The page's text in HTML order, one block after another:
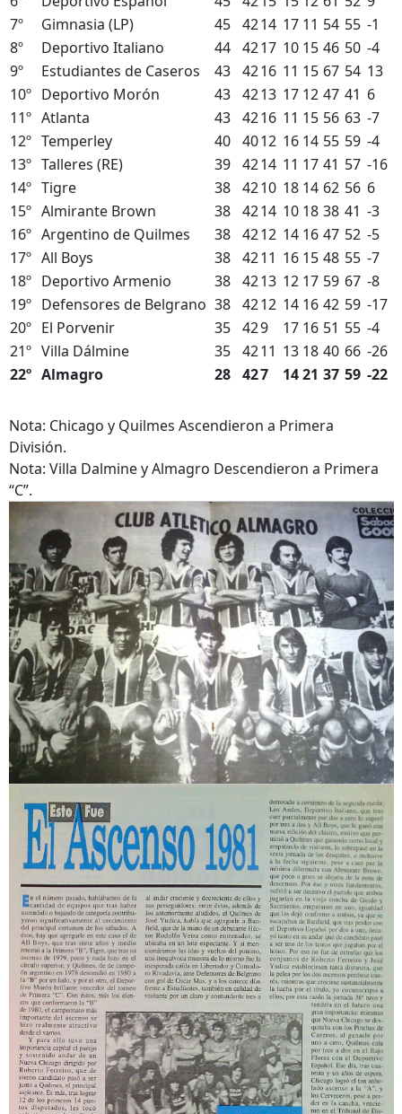
7º
Gimnasia (LP) 45 4214 17 11 54 55 -1
8º
Deportivo Italiano 44 4217 10 15 46 50 -4
9º
Estudiantes de Caseros 43 4216 11 15 67 54 13
10º Deportivo Morón 43 4213 17 12 47 41 6
11º Atlanta 43 4216 11 15 56 63 -7
12º Temperley 40 4012 16 14 55 59 -4
13º Talleres (RE) 39 4214 11 17 41 57 -16
14º Tigre 38 4210 18 14 62 56 6
15º Almirante Brown 38 4214 10 18 38 41 -3
16º Argentino de Quilmes 38 4212 14 16 47 52 -5
17º All Boys 38 4211 16 15 48 55 -7
18º Deportivo Armenio 38 4213 12 17 59 67 -8
19º Defensores de Belgrano 38 4212 14 16 42 59 -17
20º El Porvenir 35 429 17 16 51 55 -4
21º Villa Dálmine 35 4211 13 18 40 66 -26
22º Almagro 28 427 14 21 37 59 -22
Nota: Chicago y Quilmes Ascendieron a Primera
División.
Nota: Villa Dalmine y Almagro Descendieron a Primera
“C”.